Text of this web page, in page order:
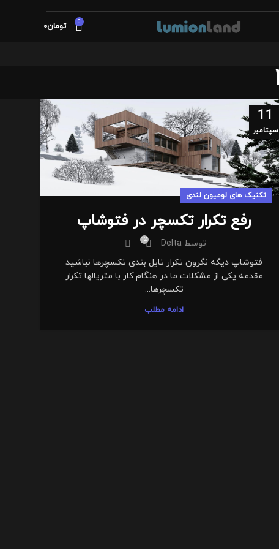
0 تومان0
11
سپتامبر
تکنیک های لومیون لندی
رفع تکرار تکسچر در فتوشاپ
توسط Delta
12
فتوشاپ دیگه نگرون تکرار تایل بندی تکسچرها نباشید
مقدمه یکی از مشکلات ما در هنگام کار با متریالها تکرار
تکسچرها...
ادامه مطلب